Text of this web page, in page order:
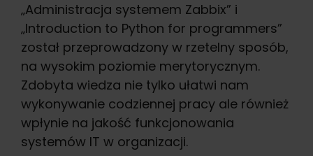
„Administracja systemem Zabbix” i
„Introduction to Python for programmers”
został przeprowadzony w rzetelny sposób,
na wysokim poziomie merytorycznym.
Zdobyta wiedza nie tylko ułatwi nam
wykonywanie codziennej pracy ale również
wpłynie na jakość funkcjonowania
systemów IT w organizacji.